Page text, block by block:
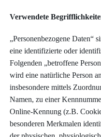
Verwendete
„Personenbezogene Daten“
eine identifizierte oder
Folgenden „betroffene
wird eine natürliche Person
insbesondere mittels
Namen, zu einer
Online-Kennung (z.B.
besonderen Merkmalen